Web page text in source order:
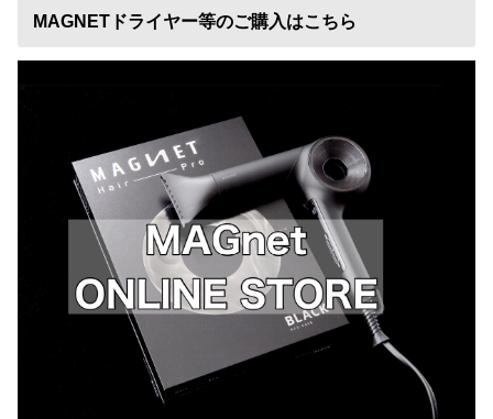
MAGNETドライヤー等のご購入はこちら